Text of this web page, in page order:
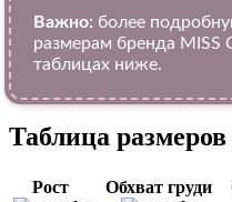
Важно: более
размерам бренда MISS
таблицах ниже.
Таблица
Рост Обхват груди